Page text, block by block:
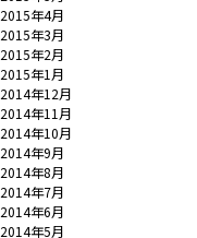
2015年4月
2015年3月
2015年2月
2015年1月
2014年12月
2014年11月
2014年10月
2014年9月
2014年8月
2014年7月
2014年6月
2014年5月